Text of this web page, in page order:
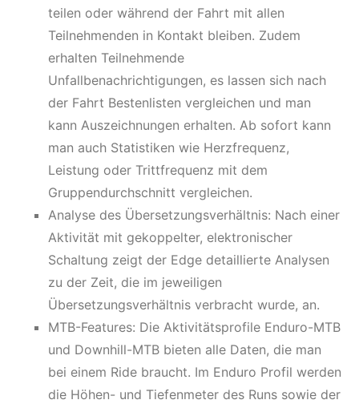
teilen oder während der Fahrt mit allen
Teilnehmenden in Kontakt bleiben. Zudem
erhalten Teilnehmende
Unfallbenachrichtigungen, es lassen sich nach
der Fahrt Bestenlisten vergleichen und man
kann Auszeichnungen erhalten. Ab sofort kann
man auch Statistiken wie Herzfrequenz,
Leistung oder Trittfrequenz mit dem
Gruppendurchschnitt vergleichen.
Analyse des Übersetzungsverhältnis: Nach einer
Aktivität mit gekoppelter, elektronischer
Schaltung zeigt der Edge detaillierte Analysen
zu der Zeit, die im jeweiligen
Übersetzungsverhältnis verbracht wurde, an.
MTB-Features: Die Aktivitätsprofile Enduro-MTB
und Downhill-MTB bieten alle Daten, die man
bei einem Ride braucht. Im Enduro Profil werden
die Höhen- und Tiefenmeter des Runs sowie der